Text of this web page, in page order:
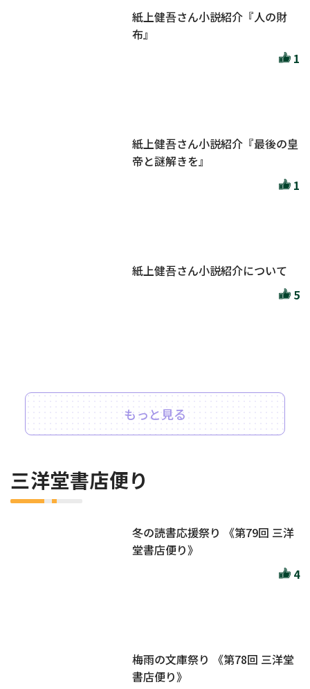
紙上健吾さん小説紹介『人の財
布』
1
紙上健吾さん小説紹介『最後の皇
帝と謎解きを』
1
紙上健吾さん小説紹介について
5
もっと見る
三洋堂書店便り
冬の読書応援祭り 《第79回 三洋
堂書店便り》
4
梅雨の文庫祭り 《第78回 三洋堂
書店便り》